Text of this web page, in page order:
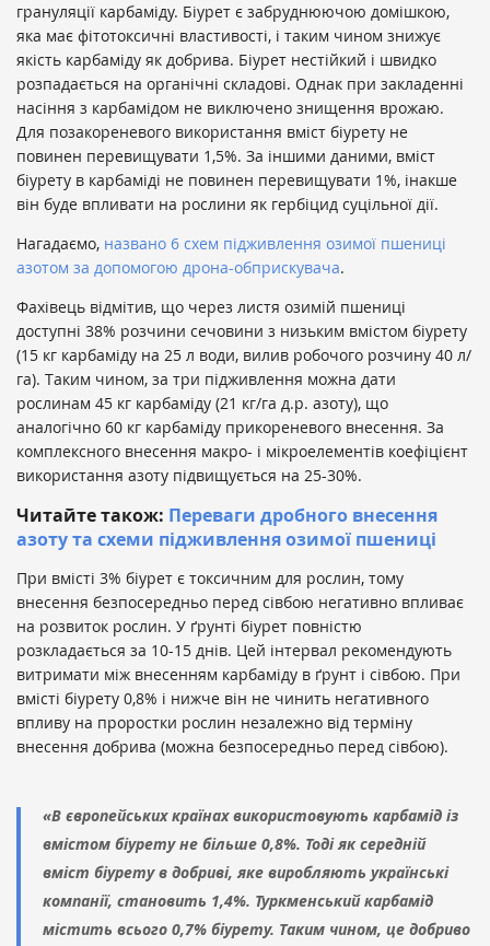
грануляції карбаміду. Біурет є забруднюючою домішкою,
яка має фітотоксичні властивості, і таким чином знижує
якість карбаміду як добрива. Біурет нестійкий і швидко
розпадається на органічні складові. Однак при закладенні
насіння з карбамідом не виключено знищення врожаю.
Для позакореневого використання вміст біурету не
повинен перевищувати 1,5%. За іншими даними, вміст
біурету в карбаміді не повинен перевищувати 1%, інакше
він буде впливати на рослини як гербіцид суцільної дії.
Нагадаємо, названо 6 схем підживлення озимої пшениці
азотом за допомогою дрона-обприскувача.
Фахівець відмітив, що через листя озимій пшениці
доступні 38% розчини сечовини з низьким вмістом біурету
(15 кг карбаміду на 25 л води, вилив робочого розчину 40 л/
га). Таким чином, за три підживлення можна дати
рослинам 45 кг карбаміду (21 кг/га д.р. азоту), що
аналогічно 60 кг карбаміду прикореневого внесення. За
комплексного внесення макро- і мікроелементів коефіцієнт
використання азоту підвищується на 25-30%.
Читайте також: Переваги дробного внесення
азоту та схеми підживлення озимої пшениці
При вмісті 3% біурет є токсичним для рослин, тому
внесення безпосередньо перед сівбою негативно впливає
на розвиток рослин. У ґрунті біурет повністю
розкладається за 10-15 днів. Цей інтервал рекомендують
витримати між внесенням карбаміду в ґрунт і сівбою. При
вмісті біурету 0,8% і нижче він не чинить негативного
впливу на проростки рослин незалежно від терміну
внесення добрива (можна безпосередньо перед сівбою).
«В європейських країнах використовують карбамід із
вмістом біурету не більше 0,8%. Тоді як середній
вміст біурету в добриві, яке виробляють українські
компанії, становить 1,4%. Туркменський карбамід
містить всього 0,7% біурету. Таким чином, це добриво